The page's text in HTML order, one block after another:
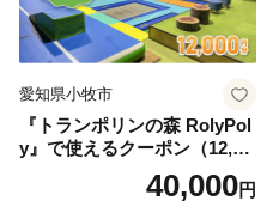
愛知県小牧市
『トランポリンの森 RolyPol
y』で使えるクーポン（12,00
40,000円